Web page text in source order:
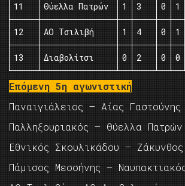
11 Θύελλα Πατρών 1 3 0 1
12 ΑΟ Τσιλιβή 1 4 0 1
13 Διαβολίτσι 0 2 0 0
Επόμενη 5η αγωνιστική
Παναιγιάλειος – Αίας Γαστούνης
Παλληξουριακός – Θύελλα Πατρών
Εθνικός Σκουλικάδου – Ζάκυνθος
Πάμισος Μεσσήνης –